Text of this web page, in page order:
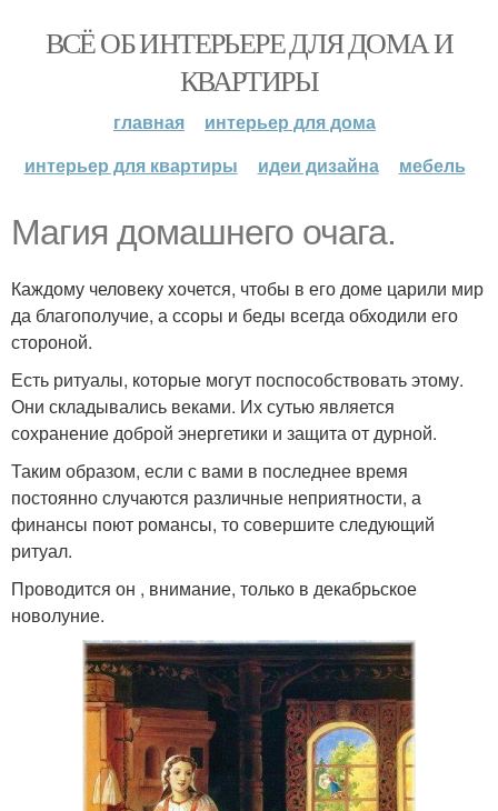
ВСЁ ОБ ИНТЕРЬЕРЕ ДЛЯ ДОМА И
КВАРТИРЫ
главная
интерьер для дома
интерьер для квартиры
идеи дизайна мебель
Магия домашнего очага.
Каждому человеку хочется, чтобы в его доме царили мир
да благополучие, а ссоры и беды всегда обходили его
стороной.
Есть ритуалы, которые могут поспособствовать этому.
Они складывались веками. Их сутью является
сохранение доброй энергетики и защита от дурной.
Таким образом, если с вами в последнее время
постоянно случаются различные неприятности, а
финансы поют романсы, то совершите следующий
ритуал.
Проводится он , внимание, только в декабрьское
новолуние.